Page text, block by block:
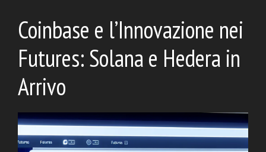
Coinbase e l’Innovazione nei
Futures: Solana e Hedera in
Arrivo